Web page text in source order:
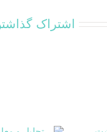
اشتراک